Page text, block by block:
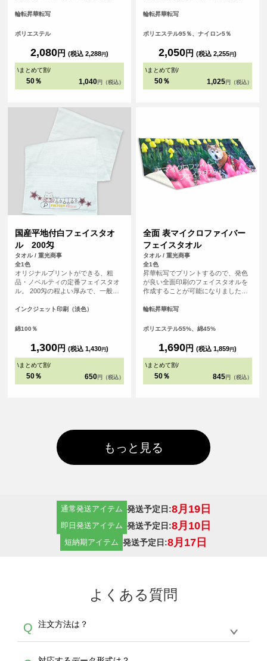
ジナル感が増します。裏面はシャー
して、機能性も備えています。贈り
輪転昇華転写
ポリエステル
2,080円 (税込 2,288円)
\まとめて割/
50％ 1,040 円（税込）
響をうけにくくデザイがくっきりプ
プリントするため発色が良いのも特
テムにプリントするためズレが生じ
る可能性がございます。全面にデザ
インを配置したい方は塗り足し範囲
ております。<br> ※必ずプリントし
輪転昇華転写
ポリエステル95％、ナイロン5％
2,050円 (税込 2,255円)
\まとめて割/
50％ 1,025 円（税込）
国産平地付白フェイスタオ
ル 200匁
タオル / 重光商事
全1色
オリジナルプリントができる、粗
品・ノベルティの定番フェイスタオ
ル。 200匁の程よい厚みで、一般的
して最も広く使われている「標準的
やすく、配布用・業務用のどちらに
や文字が映え、フルカラーインクジ
ェット印刷により、グラデーション
や写真、細かなデザインも再現性の
インクジェット印刷（淡色）
綿100％
1,300円 (税込 1,430円)
\まとめて割/
50％ 650 円（税込）
全面 表マイクロファイバー
フェイスタオル
タオル / 重光商事
全1色
昇華転写でプリントするので、発色
が良い全面印刷のフェイスタオルを
作成することが可能になりました！
ル生地、裏面は吸水性のあるコット
性を兼ね備えたアイテムです。 チー
ーグッズ、スポーツイベントの販促
品としてもおすすめです。
輪転昇華転写
ポリエステル55%、綿45%
1,690円 (税込 1,859円)
\まとめて割/
50％ 845 円（税込）
もっと見る
通常発送アイテム 発送予定日:8月19日
即日発送アイテム 発送予定日:8月10日
短納期アイテム 発送予定日:8月17日
よくある質問
Q 注文方法は？